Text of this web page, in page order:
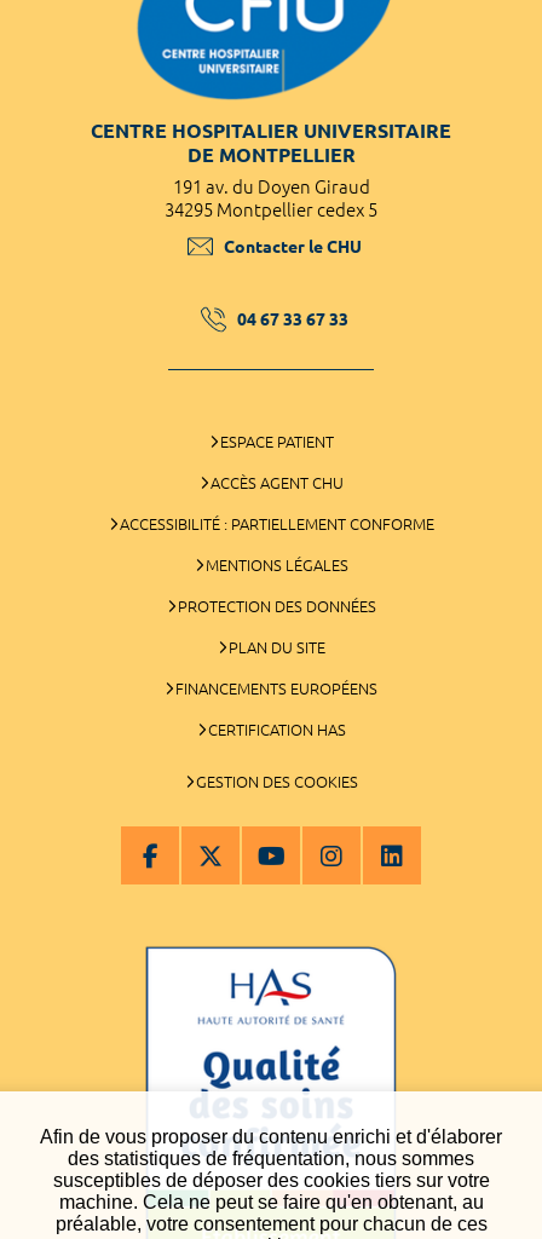
Afin de vous proposer du contenu enrichi et d'élaborer
des statistiques de fréquentation, nous sommes
susceptibles de déposer des cookies tiers sur votre
machine. Cela ne peut se faire qu'en obtenant, au
préalable, votre consentement pour chacun de ces
CENTRE HOSPITALIER UNIVERSITAIRE
DE MONTPELLIER
191 av. du Doyen Giraud
34295 Montpellier cedex 5
Contacter le CHU
04 67 33 67 33
ESPACE PATIENT
ACCÈS AGENT CHU
ACCESSIBILITÉ : PARTIELLEMENT CONFORME
MENTIONS LÉGALES
PROTECTION DES DONNÉES
PLAN DU SITE
FINANCEMENTS EUROPÉENS
CERTIFICATION HAS
GESTION DES COOKIES